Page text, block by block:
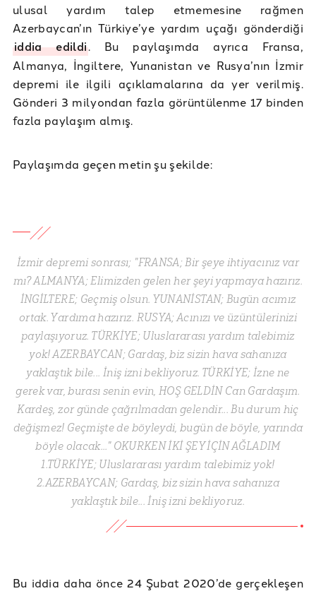
ulusal yardım talep etmemesine rağmen
Azerbaycan’ın Türkiye’ye yardım uçağı gönderdiği
iddia edildi. Bu paylaşımda ayrıca Fransa,
Almanya, İngiltere, Yunanistan ve Rusya’nın İzmir
depremi ile ilgili açıklamalarına da yer verilmiş.
Gönderi 3 milyondan fazla görüntülenme 17 binden
fazla paylaşım almış.
Paylaşımda geçen metin şu şekilde:
İzmir depremi sonrası; "FRANSA; Bir şeye ihtiyacınız var
mı? ALMANYA; Elimizden gelen her şeyi yapmaya hazırız.
İNGİLTERE; Geçmiş olsun. YUNANİSTAN; Bugün acımız
ortak. Yardıma hazırız. RUSYA; Acınızı ve üzüntülerinizi
paylaşıyoruz. TÜRKİYE; Uluslararası yardım talebimiz
yok! AZERBAYCAN; Gardaş, biz sizin hava sahanıza
yaklaştık bile... İniş izni bekliyoruz. TÜRKİYE; İzne ne
gerek var, burası senin evin, HOŞ GELDİN Can Gardaşım.
Kardeş, zor günde çağrılmadan gelendir... Bu durum hiç
değişmez! Geçmişte de böyleydi, bugün de böyle, yarında
böyle olacak..." OKURKEN İKİ ŞEY İÇİN AĞLADIM
1.TÜRKİYE; Uluslararası yardım talebimiz yok!
2.AZERBAYCAN; Gardaş, biz sizin hava sahanıza
yaklaştık bile... İniş izni bekliyoruz.
Bu iddia daha önce 24 Şubat 2020’de gerçekleşen